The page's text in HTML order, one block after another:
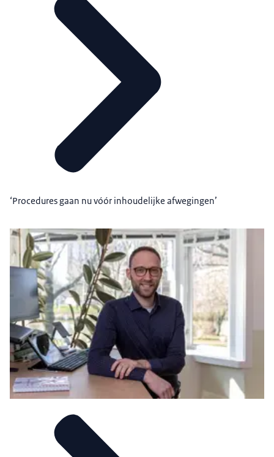
‘Procedures gaan nu vóór inhoudelijke afwegingen’